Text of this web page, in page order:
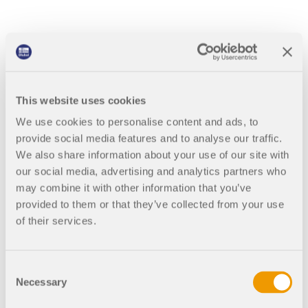
This website uses cookies
We use cookies to personalise content and ads, to
provide social media features and to analyse our traffic.
We also share information about your use of our site with
our social media, advertising and analytics partners who
may combine it with other information that you’ve
provided to them or that they’ve collected from your use
of their services.
Selection
Necessary
Más información
Dlubal API
EXPLORE LAS VACANTES DISPONIBLES